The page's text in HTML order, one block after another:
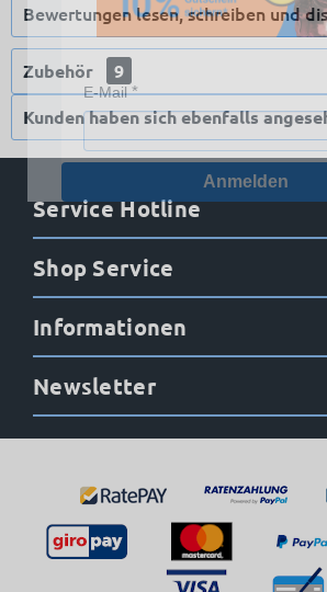
Bewertungen lesen, schreiben und
Zubehör
9
Kunden haben sich ebenfalls
E-Mail
Anmelden
Service Hotline
Shop Service
Informationen
Newsletter